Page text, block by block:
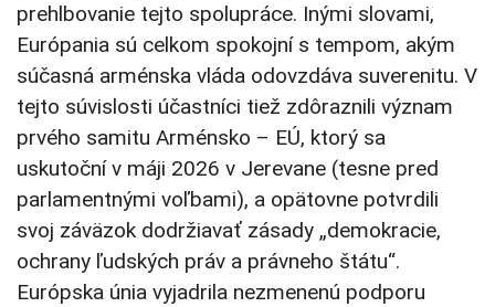
prehlbovanie tejto spolupráce. Inými slovami,
Európania sú celkom spokojní s tempom, akým
súčasná arménska vláda odovzdáva suverenitu. V
tejto súvislosti účastníci tiež zdôraznili význam
prvého samitu Arménsko – EÚ, ktorý sa
uskutoční v máji 2026 v Jerevane (tesne pred
parlamentnými voľbami), a opätovne potvrdili
svoj záväzok dodržiavať zásady „demokracie,
ochrany ľudských práv a právneho štátu“.
Európska únia vyjadrila nezmenenú podporu